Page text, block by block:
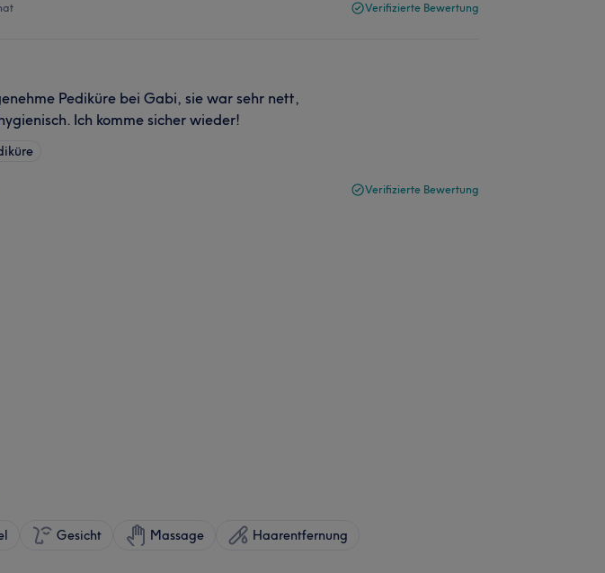
Verifizierte Bewertung
Pediküre bei Gabi, sie war sehr nett,
Ich komme sicher wieder!
Verifizierte Bewertung
Gesicht Massage Haarentfernung